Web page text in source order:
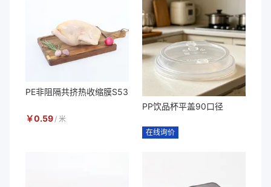
PE非阻隔共挤热收缩膜S53
￥0.59 / 米
PP饮品杯平盖90口径
在线询价